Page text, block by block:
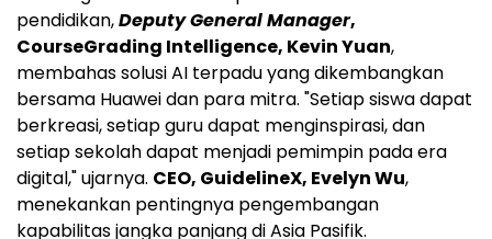
pendidikan,Deputy General Manager,
CourseGrading Intelligence, Kevin Yuan,
membahas solusi AI terpadu yang dikembangkan
bersama Huawei dan para mitra. "Setiap siswa dapat
berkreasi, setiap guru dapat menginspirasi, dan
setiap sekolah dapat menjadi pemimpin pada era
digital," ujarnya. CEO, GuidelineX, Evelyn Wu,
menekankan pentingnya pengembangan
kapabilitas jangka panjang di Asia Pasifik.